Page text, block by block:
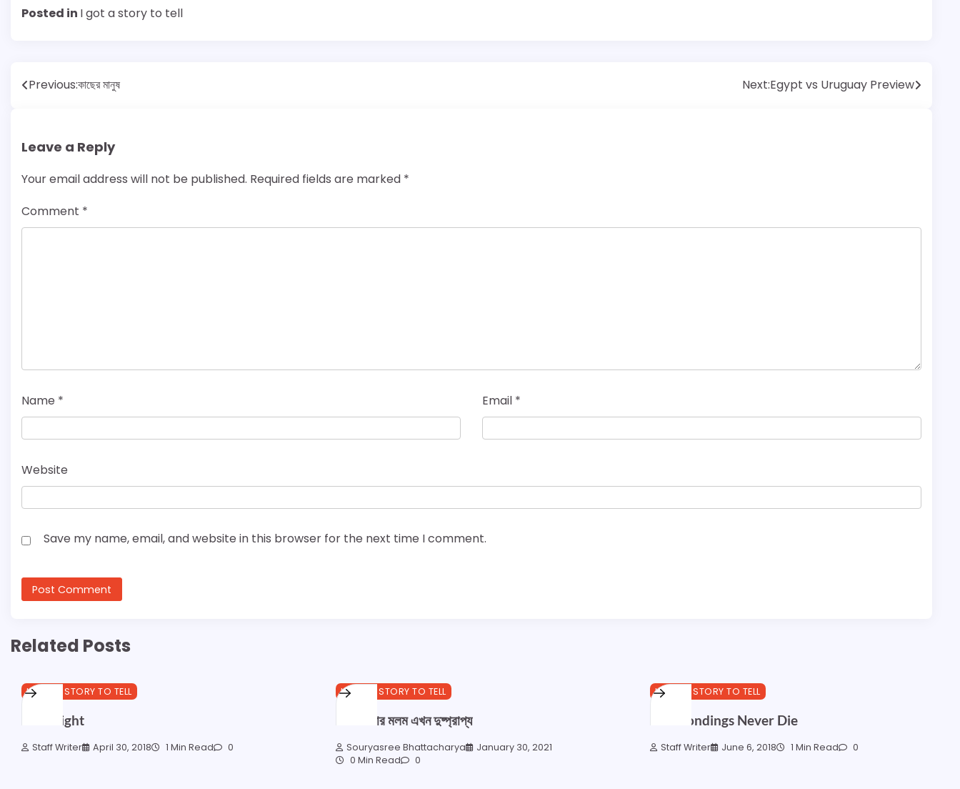
Posted in I got a story to tell
Post
Previous:কাছের মানুষ Next:Egypt vs Uruguay Preview
Leave a Reply
Your email address will not be published. Required fields are marked *
Comment *
Name * Email *
Website
Save my name, email, and website in this browser for the next time I comment.
Related Posts
I GOT A STORY TO TELL
31st Night
Staff Writer April 30, 2018 1 Min Read 0
I GOT A STORY TO TELL
ভালোবাসার মলম এখন দুষ্প্রাপ্য
Souryasree Bhattacharya
January 30, 2021
0 Min Read
0
I GOT A STORY TO TELL
Few Bondings Never Die
Staff Writer June 6, 2018 1 Min Read 0